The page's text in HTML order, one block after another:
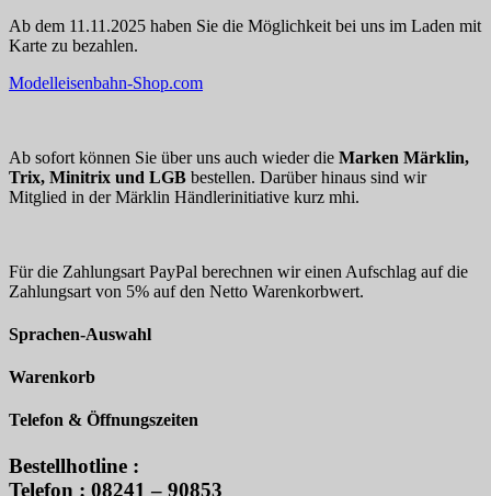
Ab dem 11.11.2025 haben Sie die Möglichkeit bei uns im Laden mit
Karte zu bezahlen.
Modelleisenbahn-Shop.com
Ab sofort können Sie über uns auch wieder die Marken Märklin,
Trix, Minitrix und LGB bestellen. Darüber hinaus sind wir
Mitglied in der Märklin Händlerinitiative kurz mhi.
Für die Zahlungsart PayPal berechnen wir einen Aufschlag auf die
Zahlungsart von 5% auf den Netto Warenkorbwert.
Sprachen-Auswahl
Warenkorb
Telefon & Öffnungszeiten
Bestellhotline :
Telefon : 08241 – 90853